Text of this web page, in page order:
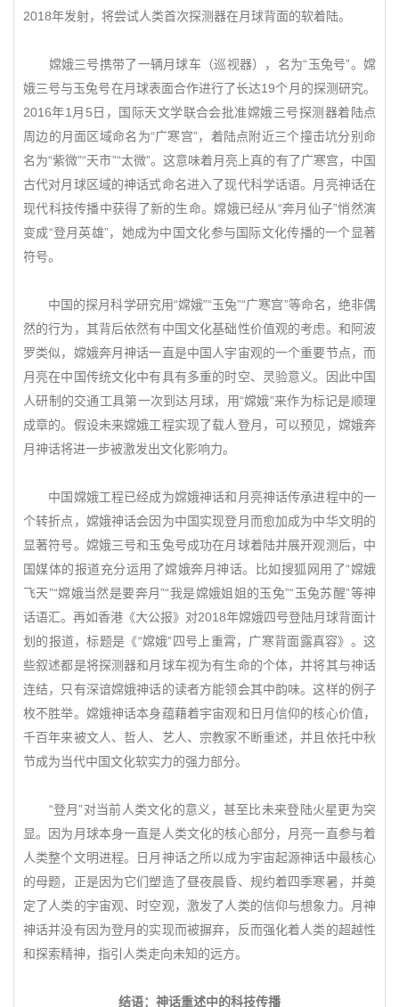
2018年发射，将尝试人类首次探测器在月球背面的软着陆。
嫦娥三号携带了一辆月球车（巡视器），名为“玉兔号”。嫦
娥三号与玉兔号在月球表面合作进行了长达19个月的探测研究。
2016年1月5日，国际天文学联合会批准嫦娥三号探测器着陆点
周边的月面区域命名为“广寒宫”，着陆点附近三个撞击坑分别命
名为“紫微”“天市”“太微”。这意味着月亮上真的有了广寒宫，中国
古代对月球区域的神话式命名进入了现代科学话语。月亮神话在
现代科技传播中获得了新的生命。嫦娥已经从“奔月仙子”悄然演
变成“登月英雄”，她成为中国文化参与国际文化传播的一个显著
符号。
中国的探月科学研究用“嫦娥”“玉兔”“广寒宫”等命名，绝非偶
然的行为，其背后依然有中国文化基础性价值观的考虑。和阿波
罗类似，嫦娥奔月神话一直是中国人宇宙观的一个重要节点，而
月亮在中国传统文化中有具有多重的时空、灵验意义。因此中国
人研制的交通工具第一次到达月球，用“嫦娥”来作为标记是顺理
成章的。假设未来嫦娥工程实现了载人登月，可以预见，嫦娥奔
月神话将进一步被激发出文化影响力。
中国嫦娥工程已经成为嫦娥神话和月亮神话传承进程中的一
个转折点，嫦娥神话会因为中国实现登月而愈加成为中华文明的
显著符号。嫦娥三号和玉兔号成功在月球着陆并展开观测后，中
国媒体的报道充分运用了嫦娥奔月神话。比如搜狐网用了“嫦娥
飞天”“嫦娥当然是要奔月”“我是嫦娥姐姐的玉兔”“玉兔苏醒”等神
话语汇。再如香港《大公报》对2018年嫦娥四号登陆月球背面计
划的报道，标题是《“嫦娥”四号上重霄，广寒背面露真容》。这
些叙述都是将探测器和月球车视为有生命的个体，并将其与神话
连结，只有深谙嫦娥神话的读者方能领会其中韵味。这样的例子
枚不胜举。嫦娥神话本身蕴藉着宇宙观和日月信仰的核心价值，
千百年来被文人、哲人、艺人、宗教家不断重述，并且依托中秋
节成为当代中国文化软实力的强力部分。
“登月”对当前人类文化的意义，甚至比未来登陆火星更为突
显。因为月球本身一直是人类文化的核心部分，月亮一直参与着
人类整个文明进程。日月神话之所以成为宇宙起源神话中最核心
的母题，正是因为它们塑造了昼夜晨昏、规约着四季寒暑，并奠
定了人类的宇宙观、时空观，激发了人类的信仰与想象力。月神
神话并没有因为登月的实现而被摒弃，反而强化着人类的超越性
和探索精神，指引人类走向未知的远方。
结语：神话重述中的科技传播